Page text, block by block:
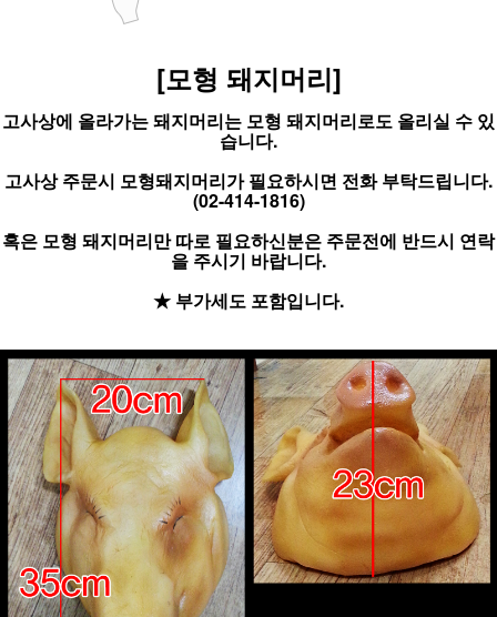
[모형 돼지머리]
고사상에 올라가는 돼지머리는 모형 돼지머리로도 올리실 수 있
습니다.
고사상 주문시 모형돼지머리가 필요하시면 전화 부탁드립니다.
(02-414-1816)
혹은 모형 돼지머리만 따로 필요하신분은 주문전에 반드시 연락
을 주시기 바랍니다.
★ 부가세도 포함입니다.